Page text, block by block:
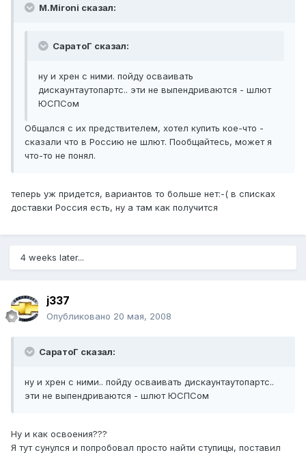
M.Mironi сказал:
СаратоГ сказал:
ну и хрен с ними. пойду осваивать
дискаунтаутопартс.. эти не выпендриваются - шлют
ЮСПСом
Общался с их предствителем, хотел купить кое-что -
сказали что в Россию не шлют. Пообщайтесь, может я
что-то не понял.
теперь уж придется, вариантов то больше нет:-( в списках
доставки Россия есть, ну а там как получится
4 weeks later...
j337
Опубликовано 20 мая, 2008
СаратоГ сказал:
ну и хрен с ними.. пойду осваивать дискаунтаутопартс..
эти не выпендриваются - шлют ЮСПСом
Ну и как освоения???
Я тут сунулся и попробовал просто найти ступицы, поставил